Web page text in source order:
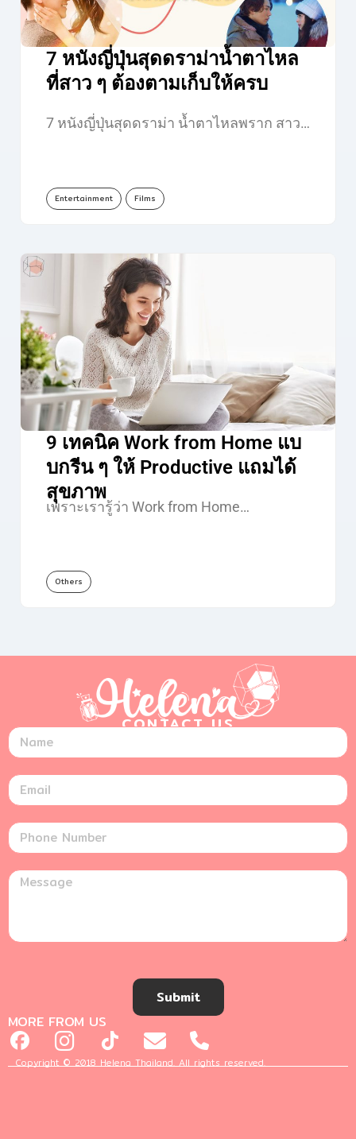
7 หนังญี่ปุ่นสุดดราม่าน้ำตาไหล
ที่สาว ๆ ต้องตามเก็บให้ครบ
7 หนังญี่ปุ่นสุดดราม่า น้ำตาไหลพราก สาว…
Entertainment Films
9 เทคนิค Work from Home แบ
บกรีน ๆ ให้ Productive แถมได้
สุขภาพ
เพราะเรารู้ว่า Work from Home…
Others
CONTACT US
Submit
MORE FROM US
Copyright © 2018 Helena Thailand. All rights reserved.